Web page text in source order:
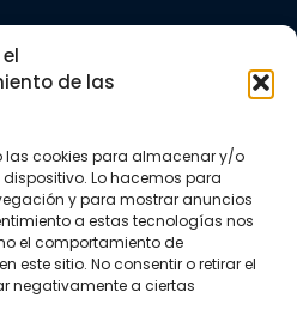
de las
cookies para almacenar y/o
Lo hacemos para
y para mostrar anuncios
a estas tecnologías nos
el comportamiento de
este sitio. No consentir o retirar el
negativamente a ciertas